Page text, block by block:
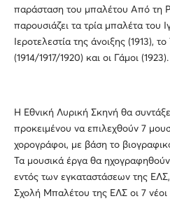
παράσταση του μπαλέτου Από τη
παρουσιάζει τα τρία μπαλέτα του
Ιεροτελεστία της άνοιξης (1913),
(1914/1917/1920) και οι Γάμοι (1923).
Η Εθνική Λυρική Σκηνή θα
προκειμένου να επιλεχθούν 7
χορογράφοι, με βάση το
Τα μουσικά έργα θα
εντός των εγκαταστάσεων της
Σχολή Μπαλέτου της ΕΛΣ οι 7